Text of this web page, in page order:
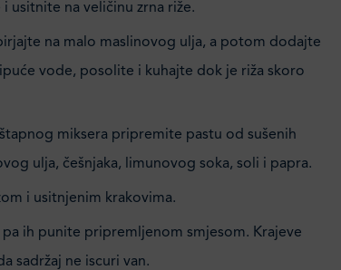
usitnite na veličinu zrna riže.
na malo maslinovog ulja, a potom dodajte
vode, posolite i kuhajte dok je riža skoro
miksera pripremite pastu od sušenih
ulja, češnjaka, limunovog soka, soli i papra.
i usitnjenim krakovima.
ih punite pripremljenom smjesom. Krajeve
sadržaj ne iscuri van.